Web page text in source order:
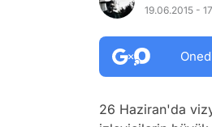
19.06.2015 -
26 Haziran'da